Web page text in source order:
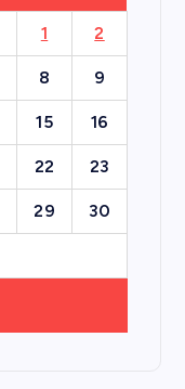
1 2
8 9
15 16
22 23
29 30